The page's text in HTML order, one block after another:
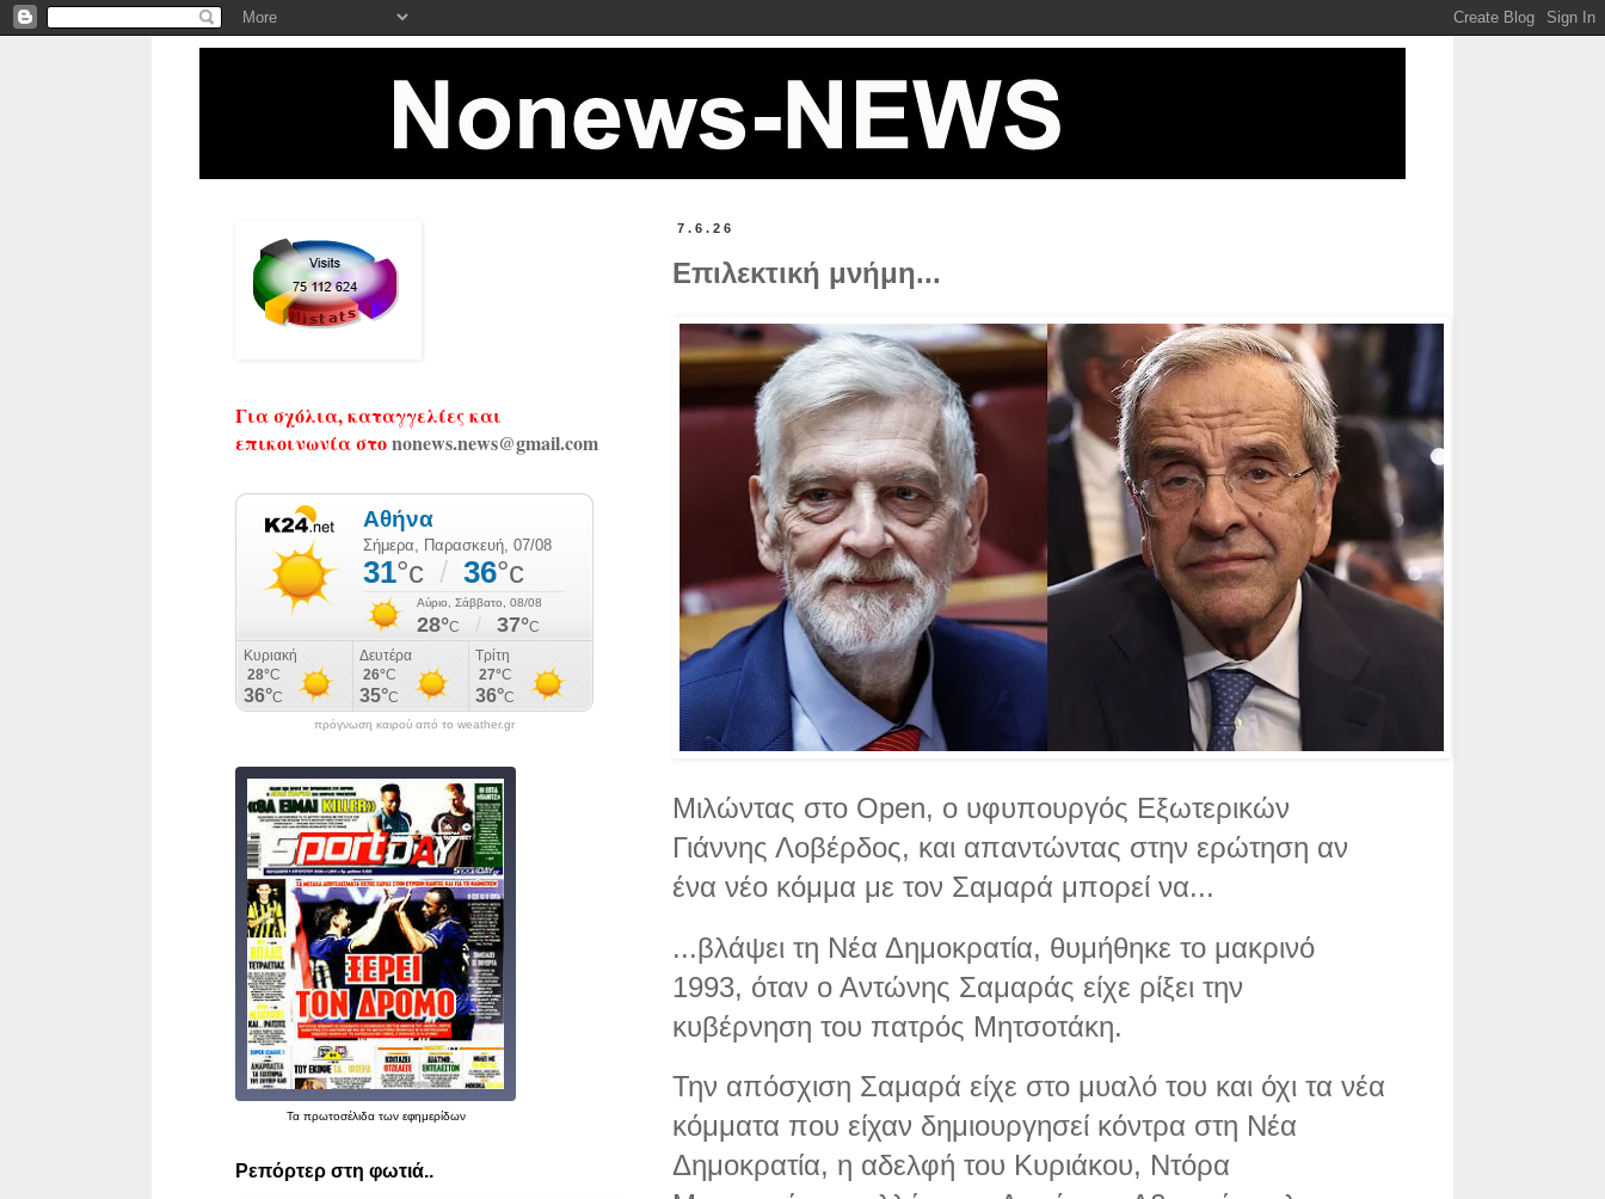
7.6.26
Επιλεκτική μνήμη...
Μιλώντας στο Open, ο υφυπουργός Εξωτερικών
Γιάννης Λοβέρδος, και απαντώντας στην ερώτηση αν
ένα νέο κόμμα με τον Σαμαρά μπορεί να...
...βλάψει τη Νέα Δημοκρατία, θυμήθηκε το μακρινό
1993, όταν ο Αντώνης Σαμαράς είχε ρίξει την
κυβέρνηση του πατρός Μητσοτάκη.
Την απόσχιση Σαμαρά είχε στο μυαλό του και όχι τα νέα
κόμματα που είχαν δημιουργησεί κόντρα στη Νέα
Δημοκρατία, η αδελφή του Κυριάκου, Ντόρα
Για σχόλια, καταγγελίες και
επικοινωνία στοnonews.news@gmail.com
πρόγνωση καιρού από το weather.gr
Τα πρωτοσέλιδατων εφημερίδων
Ρεπόρτερ στη φωτιά..